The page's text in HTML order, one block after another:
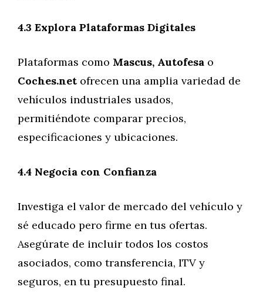
4.3 Explora Plataformas Digitales
Plataformas como Mascus, Autofesa o
Coches.net ofrecen una amplia variedad de
vehículos industriales usados,
permitiéndote comparar precios,
especificaciones y ubicaciones.
4.4 Negocia con Confianza
Investiga el valor de mercado del vehículo y
sé educado pero firme en tus ofertas.
Asegúrate de incluir todos los costos
asociados, como transferencia, ITV y
seguros, en tu presupuesto final.